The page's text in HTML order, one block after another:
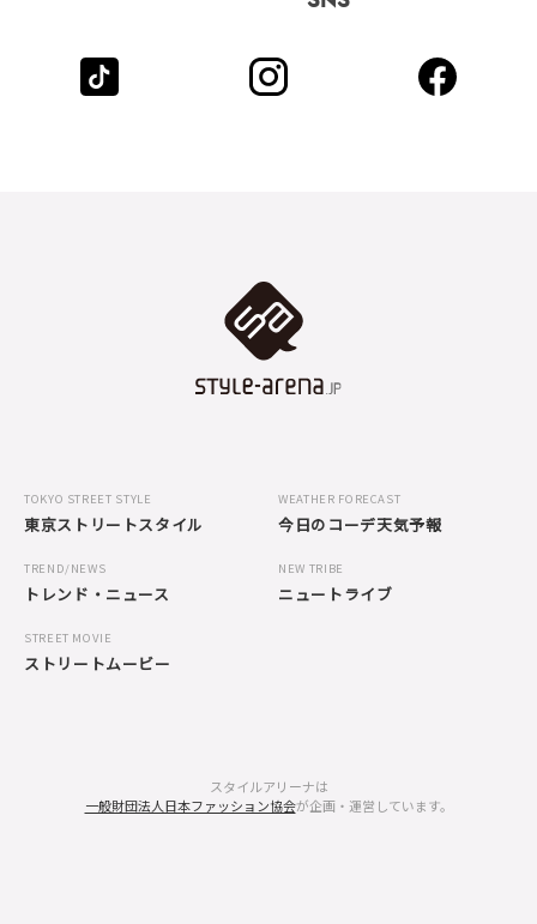
TOKYO STREET STYLE
東京ストリートスタイル
WEATHER FORECAST
今日のコーデ天気予報
TREND/NEWS
トレンド・ニュース
NEW TRIBE
ニュートライブ
STREET MOVIE
ストリートムービー
スタイルアリーナは
一般財団法人日本ファッション協会が企画・運営しています。